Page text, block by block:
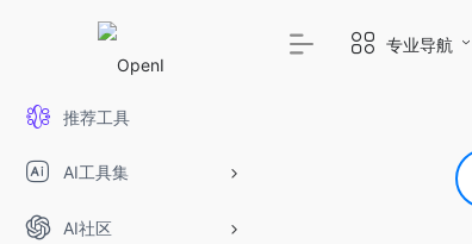
推荐工具
AI工具集
AI社区
专业导航